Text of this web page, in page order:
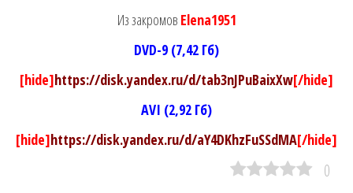
Из закромов Elena1951
DVD-9 (7,42 Гб)
[hide]https://disk.yandex.ru/d/tab3nJPuBaixXw[/hide]
AVI (2,92 Гб)
[hide]https://disk.yandex.ru/d/aY4DKhzFuSSdMA[/hide]
0